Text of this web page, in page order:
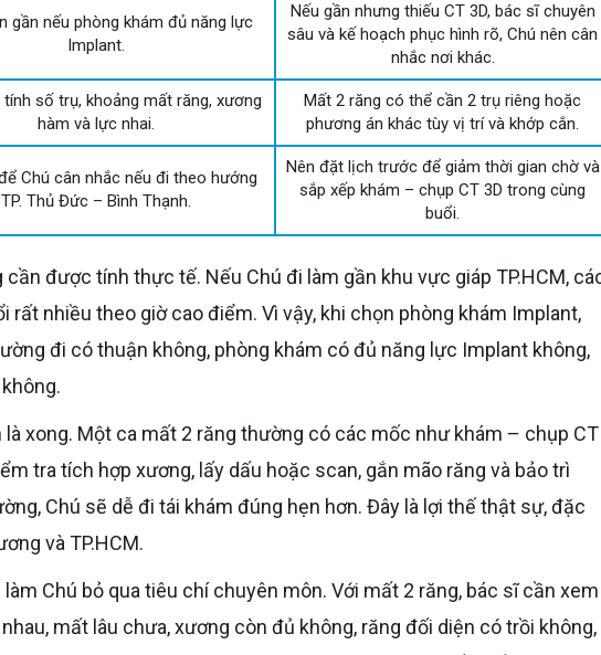
gần nếu phòng khám đủ năng lực
Implant.
Nếu gần nhưng thiếu CT 3D, bác sĩ chuyên
sâu và kế hoạch phục hình rõ, Chú nên cân
nhắc nơi khác.
tính số trụ, khoảng mất răng, xương
hàm và lực nhai.
Mất 2 răng có thể cần 2 trụ riêng hoặc
phương án khác tùy vị trí và khớp cắn.
Chú cân nhắc nếu đi theo hướng
TP. Thủ Đức – Bình Thạnh.
Nên đặt lịch trước để giảm thời gian chờ và
sắp xếp khám – chụp CT 3D trong cùng
buổi.
rất nhiều theo giờ cao điểm. Vì vậy, khi chọn phòng khám Implant,
đi có thuận không, phòng khám có đủ năng lực Implant không,
tra tích hợp xương, lấy dấu hoặc scan, gắn mão răng và bảo trì
Chú sẽ dễ đi tái khám đúng hẹn hơn. Đây là lợi thế thật sự, đặc
và TP.HCM.
mất lâu chưa, xương còn đủ không, răng đối diện có trồi không,